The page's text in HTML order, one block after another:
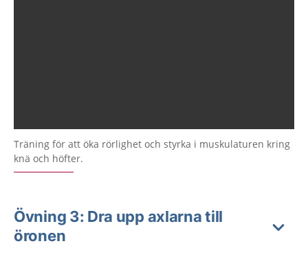
Träning för att öka rörlighet och styrka i muskulaturen kring
knä och höfter.
Övning 3: Dra upp axlarna till
öronen